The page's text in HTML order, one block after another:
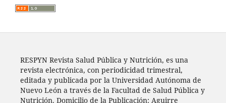
RESPYN Revista Salud Pública y Nutrición, es una
revista electrónica, con periodicidad trimestral,
editada y publicada por la Universidad Autónoma de
Nuevo León a través de la Facultad de Salud Pública y
Nutrición. Domicilio de la Publicación: Aguirre